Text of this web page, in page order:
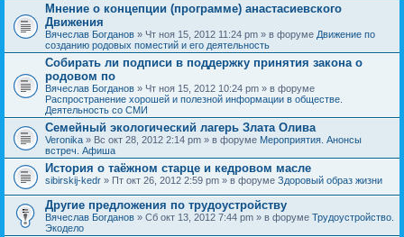
Мнение о концепции (программе) анастасиевского
Движения
Вячеслав Богданов » Чт ноя 15, 2012 11:24 pm » в форуме Движение по
созданию родовых поместий и его деятельность
Собирать ли подписи в поддержку принятия закона о
родовом по
Вячеслав Богданов » Чт ноя 15, 2012 10:24 pm » в форуме
Распространение хорошей и полезной информации в обществе.
Деятельность со СМИ
Семейный экологический лагерь Злата Олива
Veronika » Вс окт 28, 2012 2:14 pm » в форуме Мероприятия. Анонсы
встреч. Афиша
История о таёжном старце и кедровом масле
sibirskij-kedr » Пт окт 26, 2012 2:59 pm » в форуме Здоровый образ жизни
Другие предложения по трудоустройству
Вячеслав Богданов » Сб окт 13, 2012 7:44 pm » в форуме Трудоустройство.
Экодело